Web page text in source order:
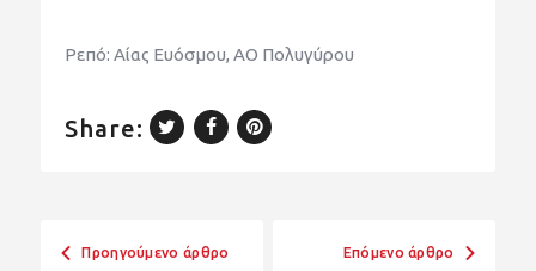
Ρεπό: Αίας Ευόσμου, ΑΟ Πολυγύρου
Share:
Προηγούμενο άρθρο
Επόμενο άρθρο